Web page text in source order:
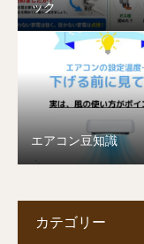
ック
エアコン豆知識
カテゴリー